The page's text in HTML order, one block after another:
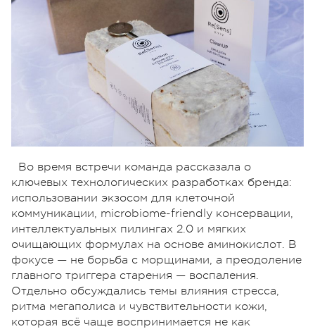
Во время встречи команда рассказала о
ключевых технологических разработках бренда:
использовании экзосом для клеточной
коммуникации, microbiome-friendly консервации,
интеллектуальных пилингах 2.0 и мягких
очищающих формулах на основе аминокислот. В
фокусе — не борьба с морщинами, а преодоление
главного триггера старения — воспаления.
Отдельно обсуждались темы влияния стресса,
ритма мегаполиса и чувствительности кожи,
которая всё чаще воспринимается не как